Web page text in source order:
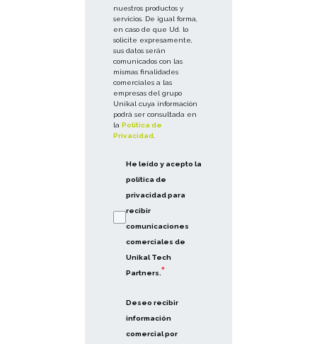
nuestros productos y
servicios. De igual forma,
en caso de que Ud. lo
solicite expresamente,
sus datos serán
comunicados con las
mismas finalidades
comerciales a las
empresas del grupo
Unikal cuya información
podrá ser consultada en
la Política de
Privacidad
He leído y acepto la
política de
privacidad para
recibir
comunicaciones
comerciales de
Unikal Tech
Partners. *
Deseo recibir
información
comercial por